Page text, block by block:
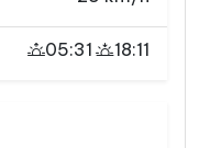
05:31 18:11